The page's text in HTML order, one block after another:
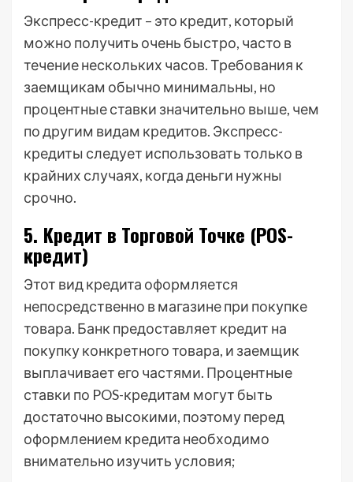
Экспресс-кредит – это кредит, который
можно получить очень быстро, часто в
течение нескольких часов. Требования к
заемщикам обычно минимальны, но
процентные ставки значительно выше, чем
по другим видам кредитов. Экспресс-
кредиты следует использовать только в
крайних случаях, когда деньги нужны
срочно.
5. Кредит в Торговой Точке (POS-
кредит)
Этот вид кредита оформляется
непосредственно в магазине при покупке
товара. Банк предоставляет кредит на
покупку конкретного товара, и заемщик
выплачивает его частями. Процентные
ставки по POS-кредитам могут быть
достаточно высокими, поэтому перед
оформлением кредита необходимо
внимательно изучить условия;